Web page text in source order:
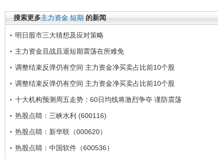
搜索更多主力资金 短期 的新闻
明日股市三大猜想及应对策略
主力资金且战且退短期震荡在所难免
调整结束反弹仍有空间 主力资金净买卖占比前10个股
调整结束反弹仍有空间 主力资金净买卖占比前10个股
十大机构预测周五走势：60日均线将激烈争夺 谨防震荡
热股点睛：三峡水利 (600116)
热股点睛：新华联（000620）
热股点睛：中国软件（600536）